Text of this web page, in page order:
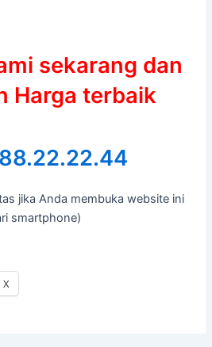
sekarang dan
Harga terbaik
jika Anda membuka website ini
smartphone)
X